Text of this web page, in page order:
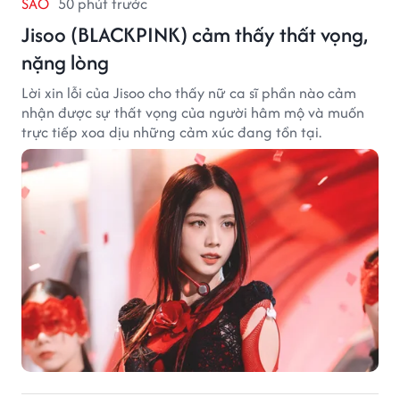
Jisoo (BLACKPINK) cảm thấy thất vọng,
nặng lòng
Lời xin lỗi của Jisoo cho thấy nữ ca sĩ phần nào cảm
nhận được sự thất vọng của người hâm mộ và muốn
trực tiếp xoa dịu những cảm xúc đang tồn tại.